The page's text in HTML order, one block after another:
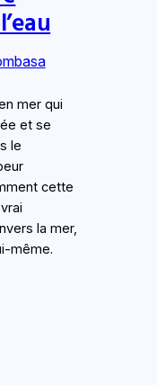
mer qui
et se
le
cette
la mer,
même.